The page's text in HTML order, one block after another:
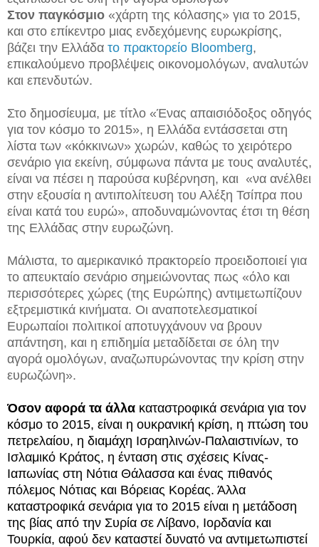
Στον παγκόσμιο «χάρτη της κόλασης» για το 2015,
και στο επίκεντρο μιας ενδεχόμενης ευρωκρίσης,
βάζει την Ελλάδα το πρακτορείο Bloomberg,
επικαλούμενο προβλέψεις οικονομολόγων, αναλυτών
και επενδυτών.
Στο δημοσίευμα, με τίτλο «Ένας απαισιόδοξος οδηγός
για τον κόσμο το 2015», η Ελλάδα εντάσσεται στη
λίστα των «κόκκινων» χωρών, καθώς το χειρότερο
σενάριο για εκείνη, σύμφωνα πάντα με τους αναλυτές,
είναι να πέσει η παρούσα κυβέρνηση, και «να ανέλθει
στην εξουσία η αντιπολίτευση του Αλέξη Τσίπρα που
είναι κατά του ευρώ», αποδυναμώνοντας έτσι τη θέση
της Ελλάδας στην ευρωζώνη.
Μάλιστα, το αμερικανικό πρακτορείο προειδοποιεί για
το απευκταίο σενάριο σημειώνοντας πως «όλο και
περισσότερες χώρες (της Ευρώπης) αντιμετωπίζουν
εξτρεμιστικά κινήματα. Οι αναποτελεσματικοί
Ευρωπαίοι πολιτικοί αποτυγχάνουν να βρουν
απάντηση, και η επιδημία μεταδίδεται σε όλη την
αγορά ομολόγων, αναζωπυρώνοντας την κρίση στην
ευρωζώνη».
Όσον αφορά τα άλλα καταστροφικά σενάρια για τον
κόσμο το 2015, είναι η ουκρανική κρίση, η πτώση του
πετρελαίου, η διαμάχη Ισραηλινών-Παλαιστινίων, το
Ισλαμικό Κράτος, η ένταση στις σχέσεις Κίνας-
Ιαπωνίας στη Νότια Θάλασσα και ένας πιθανός
πόλεμος Νότιας και Βόρειας Κορέας. Άλλα
καταστροφικά σενάρια για το 2015 είναι η μετάδοση
της βίας από την Συρία σε Λίβανο, Ιορδανία και
Τουρκία, αφού δεν καταστεί δυνατό να αντιμετωπιστεί